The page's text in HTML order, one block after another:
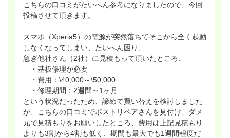
こちらの口コミがたいへん参考になりましたので、今回
投稿させて頂きます。
スマホ（Xperia5）の電源が突然落ちてそこから全く起動
しなくなってしまい、たいへん困り、
急ぎ他社さん（2社）に見積もって頂いたところ、
・基板修理が必要
・費用：\40,000～\50,000
・修理期間：2週間～1ヶ月
という状況だったため、諦めて買い替えを検討しました
が、こちらの口コミでポストリペアさんを見付け、ダメ
元で見積もりをお願いしたところ、費用は上記見積もり
よりも3割から4割も低く、期間も最大でも1週間程度だ